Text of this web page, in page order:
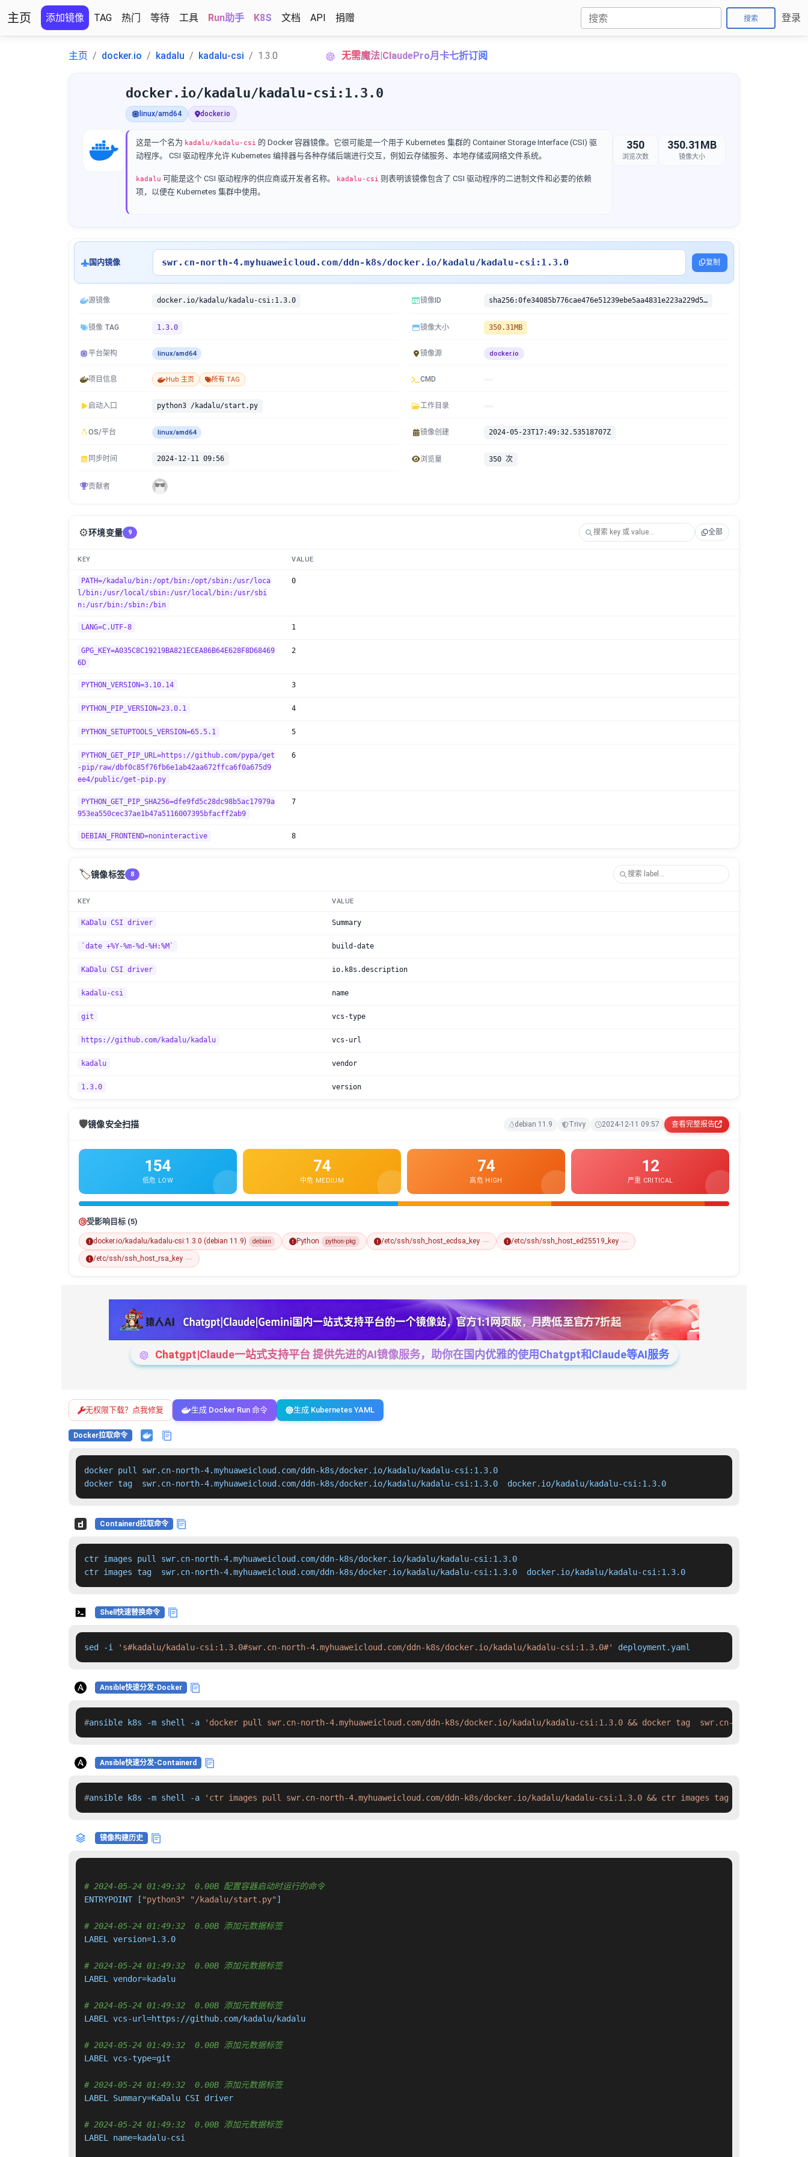
主页 添加镜像 TAG 热门 等待 工具 Run助手 K8S 文档 API 捐赠 搜索 登录
主页 docker.io kadalu kadalu-csi 1.3.0 无需魔法|ClaudePro月卡七折订阅
docker.io/kadalu/kadalu-csi:1.3.0
linux/amd64 docker.io
这是一个名为 kadalu/kadalu-csi 的 Docker 容器镜像。它很可能是一个用于 Kubernetes 集群的 Container Storage Interface (CSI) 驱
动程序。 CSI 驱动程序允许 Kubernetes 编排器与各种存储后端进行交互，例如云存储服务、本地存储或网络文件系统。
kadalu 可能是这个 CSI 驱动程序的供应商或开发者名称。 kadalu-csi 则表明该镜像包含了 CSI 驱动程序的二进制文件和必要的依赖
项，以便在 Kubernetes 集群中使用。
350
浏览次数
350.31MB
镜像大小
国内镜像 swr.cn-north-4.myhuaweicloud.com/ddn-k8s/docker.io/kadalu/kadalu-csi:1.3.0 复制
源镜像 docker.io/kadalu/kadalu-csi:1.3.0 镜像ID sha256:0fe34085b776cae476e51239ebe5aa4831e223a229d5a44d8e1295df98c5efd3
镜像 TAG 1.3.0 镜像大小 350.31MB
平台架构 linux/amd64 镜像源 docker.io
项目信息 Hub 主页 所有 TAG CMD
启动入口 python3 /kadalu/start.py 工作目录
OS/平台 linux/amd64 镜像创建 2024-05-23T17:49:32.53518707Z
同步时间 2024-12-11 09:56 浏览量 350 次
贡献者
⚙️环境变量 9 全部
KEY VALUE
PATH=/kadalu/bin:/opt/bin:/opt/sbin:/usr/loca
l/bin:/usr/local/sbin:/usr/local/bin:/usr/sbi
n:/usr/bin:/sbin:/bin
0
LANG=C.UTF-8 1
GPG_KEY=A035C8C19219BA821ECEA86B64E628F8D68469
6D
2
PYTHON_VERSION=3.10.14 3
PYTHON_PIP_VERSION=23.0.1 4
PYTHON_SETUPTOOLS_VERSION=65.5.1 5
PYTHON_GET_PIP_URL=https://github.com/pypa/get
-pip/raw/dbf0c85f76fb6e1ab42aa672ffca6f0a675d9
ee4/public/get-pip.py
6
PYTHON_GET_PIP_SHA256=dfe9fd5c28dc98b5ac17979a
953ea550cec37ae1b47a5116007395bfacff2ab9
7
DEBIAN_FRONTEND=noninteractive 8
🏷️镜像标签 8
KEY VALUE
KaDalu CSI driver Summary
`date +%Y-%m-%d-%H:%M` build-date
KaDalu CSI driver io.k8s.description
kadalu-csi name
git vcs-type
https://github.com/kadalu/kadalu vcs-url
kadalu vendor
1.3.0 version
🛡️镜像安全扫描 debian 11.9 Trivy 2024-12-11 09:57 查看完整报告
154
低危 LOW
74
中危 MEDIUM
74
高危 HIGH
12
严重 CRITICAL
受影响目标 (5)
docker.io/kadalu/kadalu-csi:1.3.0 (debian 11.9) debian Python python-pkg /etc/ssh/ssh_host_ecdsa_key /etc/ssh/ssh_host_ed25519_key
/etc/ssh/ssh_host_rsa_key
Chatgpt|Claude一站式支持平台 提供先进的AI镜像服务，助你在国内优雅的使用Chatgpt和Claude等AI服务
无权限下载？点我修复 生成 Docker Run 命令 生成 Kubernetes YAML
Docker拉取命令
docker pull swr.cn-north-4.myhuaweicloud.com/ddn-k8s/docker.io/kadalu/kadalu-csi:1.3.0
docker tag  swr.cn-north-4.myhuaweicloud.com/ddn-k8s/docker.io/kadalu/kadalu-csi:1.3.0  docker.io/kadalu/kadalu-csi:1.3.0
Containerd拉取命令
ctr images pull swr.cn-north-4.myhuaweicloud.com/ddn-k8s/docker.io/kadalu/kadalu-csi:1.3.0
ctr images tag  swr.cn-north-4.myhuaweicloud.com/ddn-k8s/docker.io/kadalu/kadalu-csi:1.3.0  docker.io/kadalu/kadalu-csi:1.3.0
Shell快速替换命令
sed -i 's#kadalu/kadalu-csi:1.3.0#swr.cn-north-4.myhuaweicloud.com/ddn-k8s/docker.io/kadalu/kadalu-csi:1.3.0#' deployment.yaml
Ansible快速分发-Docker
#ansible k8s -m shell -a 'docker pull swr.cn-north-4.myhuaweicloud.com/ddn-k8s/docker.io/kadalu/kadalu-csi:1.3.0 && docker tag  swr.cn-north-
Ansible快速分发-Containerd
#ansible k8s -m shell -a 'ctr images pull swr.cn-north-4.myhuaweicloud.com/ddn-k8s/docker.io/kadalu/kadalu-csi:1.3.0 && ctr images tag  swr.cn-
镜像构建历史
# 2024-05-24 01:49:32  0.00B 配置容器启动时运行的命令
ENTRYPOINT [ "python3" "/kadalu/start.py" ]
# 2024-05-24 01:49:32  0.00B 添加元数据标签
LABEL version=1.3.0
# 2024-05-24 01:49:32  0.00B 添加元数据标签
LABEL vendor=kadalu
# 2024-05-24 01:49:32  0.00B 添加元数据标签
LABEL vcs-url=https://github.com/kadalu/kadalu
# 2024-05-24 01:49:32  0.00B 添加元数据标签
LABEL vcs-type=git
# 2024-05-24 01:49:32  0.00B 添加元数据标签
LABEL Summary=KaDalu CSI driver
# 2024-05-24 01:49:32  0.00B 添加元数据标签
LABEL name=kadalu-csi